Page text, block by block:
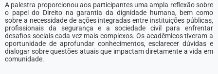
A palestra proporcionou aos participantes uma ampla reflexão sobre
o papel do Direito na garantia da dignidade humana, bem como
sobre a necessidade de ações integradas entre instituições públicas,
profissionais da segurança e a sociedade civil para enfrentar
desafios sociais cada vez mais complexos. Os acadêmicos tiveram a
oportunidade de aprofundar conhecimentos, esclarecer dúvidas e
dialogar sobre questões atuais que impactam diretamente a vida em
comunidade.